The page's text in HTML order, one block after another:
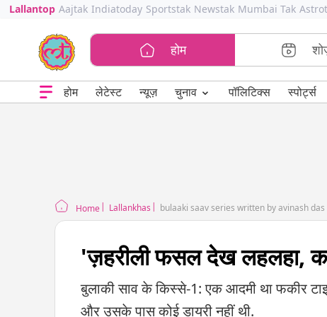
Lallantop Aajtak Indiatoday Sportstak Newstak Mumbai Tak
होम
होम लेटेस्ट न्यूज़ चुनाव ⌄ पॉलिटिक्स स्पोर्ट्स
Home Lallankhas bulaaki saav series written by avinash das
'ज़हरीली फसल देख लहलहा,
बुलाकी साव के किस्से-1: एक आदमी था फकीर
और उसके पास कोई डायरी नहीं थी.